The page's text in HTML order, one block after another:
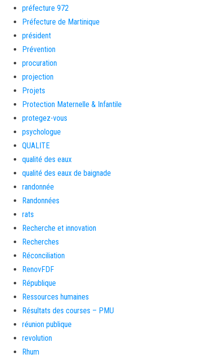
préfecture 972
Préfecture de Martinique
président
Prévention
procuration
projection
Projets
Protection Maternelle & Infantile
protegez-vous
psychologue
QUALITE
qualité des eaux
qualité des eaux de baignade
randonnée
Randonnées
rats
Recherche et innovation
Recherches
Réconciliation
RenovFDF
République
Ressources humaines
Résultats des courses – PMU
réunion publique
revolution
Rhum